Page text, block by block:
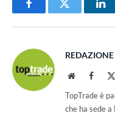
FacebookTwitter
Website
TopTrade è
che ha sede